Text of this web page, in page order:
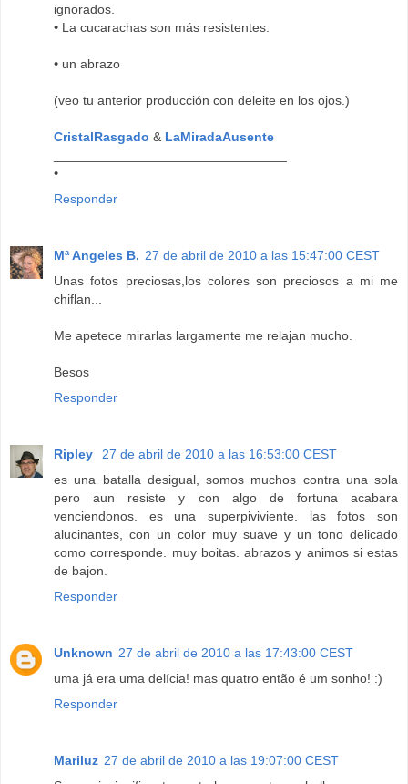
ignorados.
• La cucarachas son más resistentes.
• un abrazo
(veo tu anterior producción con deleite en los ojos.)
CristalRasgado & LaMiradaAusente
•
Responder
Mª Angeles B. 27 de abril de 2010 a las 15:47:00 CEST
Unas fotos preciosas,los colores son preciosos a mi me
chiflan...
Me apetece mirarlas largamente me relajan mucho.
Besos
Responder
Ripley
27 de abril de 2010 a las 16:53:00 CEST
es una batalla desigual, somos muchos contra una sola
pero aun resiste y con algo de fortuna acabara
venciendonos. es una superpiviviente. las fotos son
alucinantes, con un color muy suave y un tono delicado
como corresponde. muy boitas. abrazos y animos si estas
de bajon.
Responder
Unknown 27 de abril de 2010 a las 17:43:00 CEST
uma já era uma delícia! mas quatro então é um sonho! :)
Responder
Mariluz 27 de abril de 2010 a las 19:07:00 CEST